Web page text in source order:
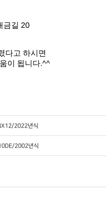
금길 20
다고 하시면
이 됩니다.^^
2022년식
2002년식